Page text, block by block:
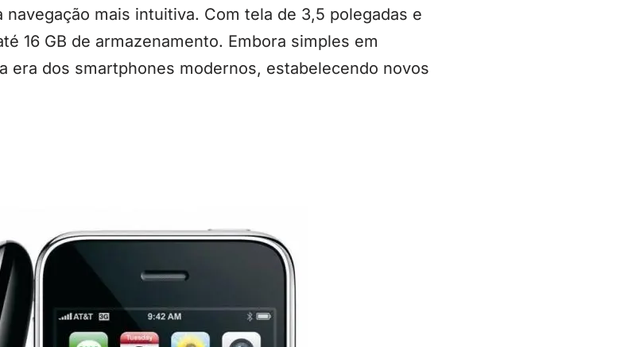
mais intuitiva. Com tela de 3,5 polegadas e
16 GB de armazenamento. Embora simples em
era dos smartphones modernos, estabelecendo novos